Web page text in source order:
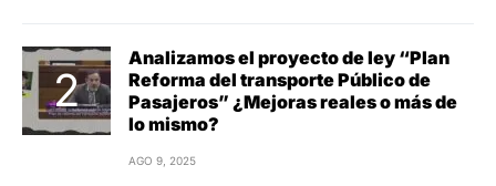
Analizamos el proyecto de ley “Plan
Reforma del transporte Público de
Pasajeros” ¿Mejoras reales o más de
lo mismo?
AGO 9, 2025